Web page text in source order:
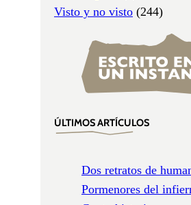
Visto y no visto (244)
ÚLTIMOS ARTÍCULOS
Dos retratos de
Pormenores del